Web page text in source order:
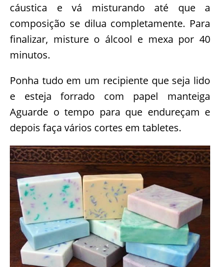
cáustica e vá misturando até que a
composição se dilua completamente. Para
finalizar, misture o álcool e mexa por 40
minutos.
Ponha tudo em um recipiente que seja lido
e esteja forrado com papel manteiga
Aguarde o tempo para que endureçam e
depois faça vários cortes em tabletes.